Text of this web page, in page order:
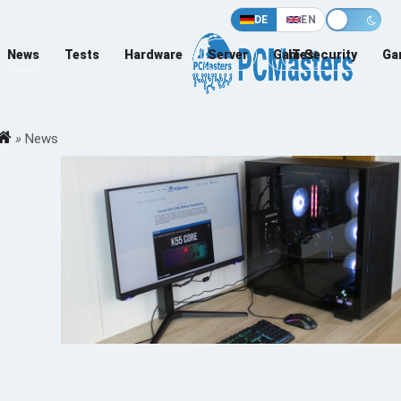
DE EN
News Tests Hardware Server Games
IT-Security
» News